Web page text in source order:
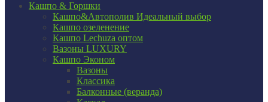
Кашпо & Горшки
Кашпо&Автополив Идеальный выбор
Кашпо озеленение
Кашпо Lechuza оптом
Вазоны LUXURY
Кашпо Эконом
Вазоны
Классика
Балконные (веранда)